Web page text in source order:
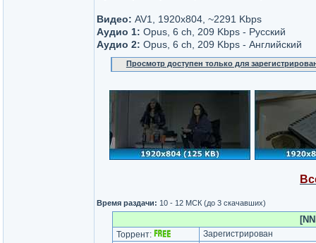
Видео: AV1, 1920x804, ~2291 Kbps
Аудио 1: Opus, 6 ch, 209 Kbps - Русский
Аудио 2: Opus, 6 ch, 209 Kbps - Английский
Просмотр доступен только для
Время раздачи: 10 - 12 МСК (до 3 скачавших)
Торрент:
Зарегистрирован